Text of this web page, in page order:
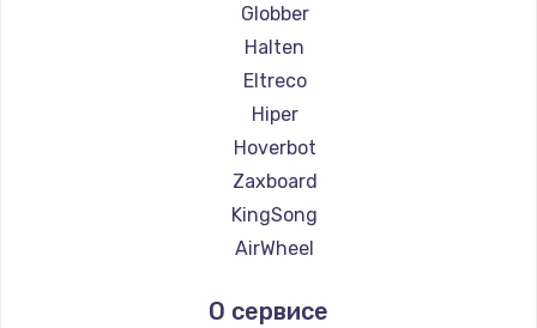
Globber
Halten
Eltreco
Hiper
Hoverbot
Zaxboard
KingSong
AirWheel
Hunter
О сервисе